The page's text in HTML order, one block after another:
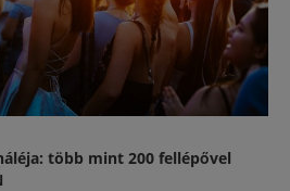
több mint 200 fellépővel